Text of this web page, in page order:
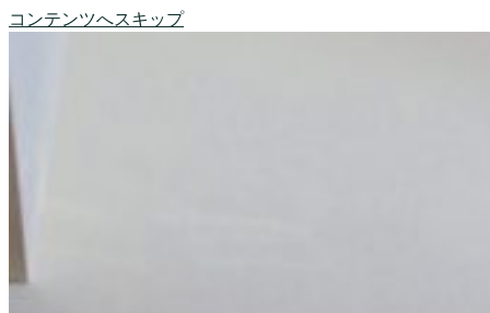
コンテンツへスキップ